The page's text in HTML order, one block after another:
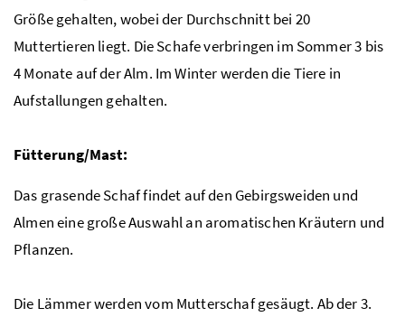
Größe gehalten, wobei der Durchschnitt bei 20
Muttertieren liegt. Die Schafe verbringen im Sommer 3 bis
4 Monate auf der Alm. Im Winter werden die Tiere in
Aufstallungen gehalten.
Fütterung/Mast:
Das grasende Schaf findet auf den Gebirgsweiden und
Almen eine große Auswahl an aromatischen Kräutern und
Pflanzen.
Die Lämmer werden vom Mutterschaf gesäugt. Ab der 3.